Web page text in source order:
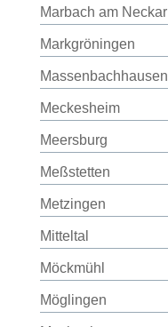
Marbach am Neckar
Markgröningen
Massenbachhausen
Meckesheim
Meersburg
Meßstetten
Metzingen
Mitteltal
Möckmühl
Möglingen